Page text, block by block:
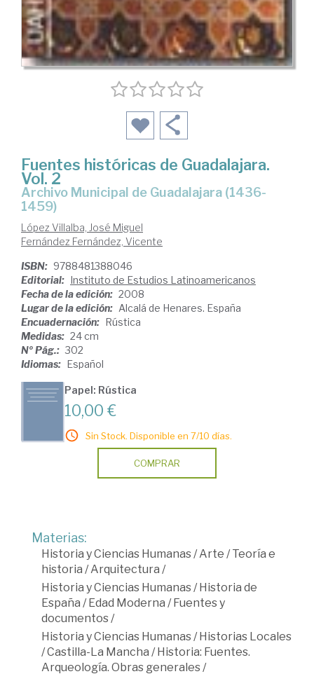
Fuentes históricas de Guadalajara.
Vol. 2
Archivo Municipal de Guadalajara (1436-
1459)
López Villalba, José Miguel
Fernández Fernández, Vicente
ISBN: 9788481388046
Editorial: Instituto de Estudios Latinoamericanos
Fecha de la edición: 2008
Lugar de la edición: Alcalá de Henares. España
Encuadernación: Rústica
Medidas: 24 cm
Nº Pág.: 302
Idiomas: Español
Papel: Rústica
10,00 €
Sin Stock. Disponible en 7/10 días.
COMPRAR
Materias:
Historia y Ciencias Humanas/Arte /Teoría e
historia /Arquitectura /
Historia y Ciencias Humanas/Historia de
España /Edad Moderna /Fuentes y
documentos/
Historia y Ciencias Humanas/Historias Locales
/Castilla-La Mancha /Historia: Fuentes.
Arqueología. Obras generales/